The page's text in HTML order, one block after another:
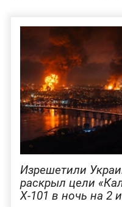
Изрешетили
раскрыл цели
Х-101 в ночь на 2